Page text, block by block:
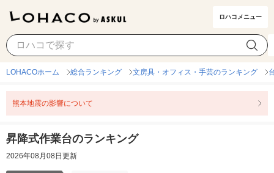
ロハコメニュー
昇降式作業台 カテゴリ選択
LOHACOホーム 総合ランキング 文房具・オフィス・手芸のランキング
熊本地震の影響について
昇降式作業台のランキング
2026年08月08日更新